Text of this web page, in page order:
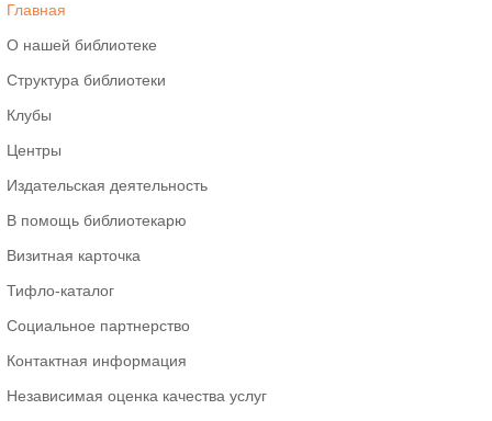
Главная
О нашей библиотеке
Структура библиотеки
Клубы
Центры
Издательская деятельность
В помощь библиотекарю
Визитная карточка
Тифло-каталог
Социальное партнерство
Контактная информация
Независимая оценка качества услуг